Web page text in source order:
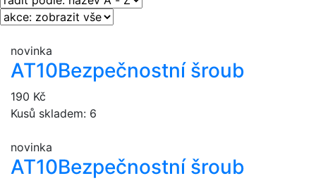
novinka
AT10Bezpečnostní šroub
190 Kč
Kusů skladem: 6
novinka
AT10Bezpečnostní šroub